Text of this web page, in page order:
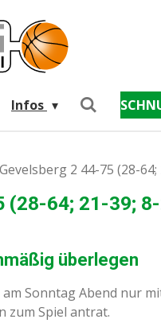
Infos
2 44-75 (28-64;
(28-64; 21-39;
überlegen
Sonntag Abend nur
zum Spiel antrat.